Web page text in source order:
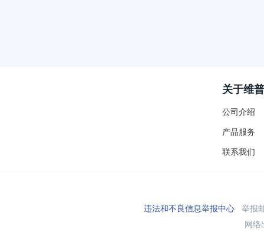
关于维普
公司介绍
产品服务
联系我们
违法和不良信息举报中心举报
网